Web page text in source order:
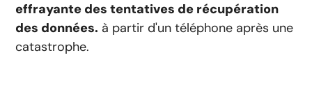
effrayante des tentatives de récupération
des données. à partir d'un téléphone après une
catastrophe.